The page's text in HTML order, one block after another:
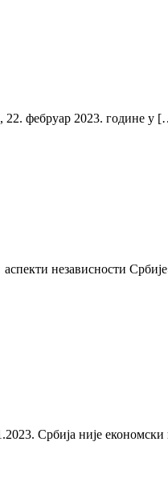
22. фебруар 2023. године у
независности
Србија није